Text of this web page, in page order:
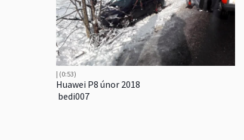
| (0:53)
Huawei P8 únor 2018
bedi007